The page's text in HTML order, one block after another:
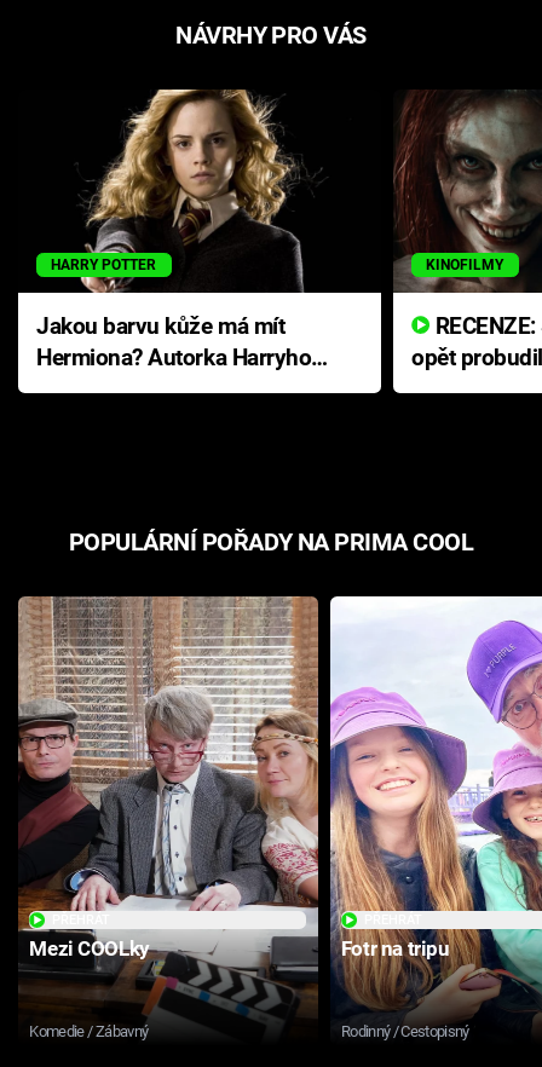
NÁVRHY PRO VÁS
HARRY POTTER
Jakou barvu kůže má mít
Hermiona? Autorka Harryho
Pottera přišla s ráznou
KINOFILMY
opět
přichází s
POPULÁRNÍ POŘADY NA PRIMA COOL
Mezi COOLky
Komedie / Zábavný
Fotr na tripu
Rodinný / Cestopisný